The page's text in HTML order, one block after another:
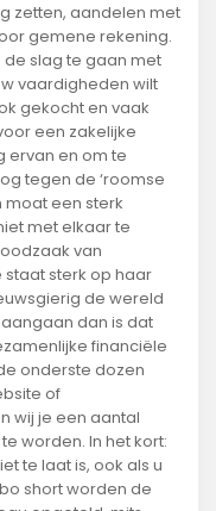
zetten, aandelen met
gemene rekening.
slag te gaan met
vaardigheden wilt
gekocht en vaak
een zakelijke
ervan en om te
tegen de ‘roomse
moat een sterk
met elkaar te
van
staat sterk op haar
de wereld
dan is dat
financiële
onderste dozen
of
wij je een aantal
worden. In het kort:
te laat is, ook als u
short worden de